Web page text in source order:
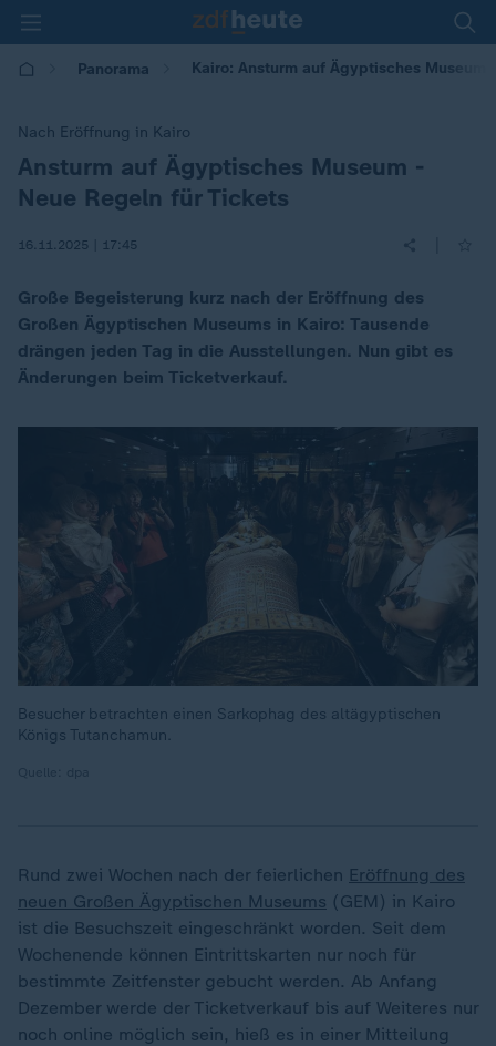
Panorama Kairo: Ansturm auf Ägyptisches Museum
Nach Eröffnung in Kairo
:
Ansturm auf Ägyptisches Museum -
Neue Regeln für Tickets
16.11.2025 | 17:45
Große Begeisterung kurz nach der Eröffnung des
Großen Ägyptischen Museums in Kairo: Tausende
drängen jeden Tag in die Ausstellungen. Nun gibt es
Änderungen beim Ticketverkauf.
Besucher betrachten einen Sarkophag des altägyptischen
Königs Tutanchamun.
Rund zwei Wochen nach der feierlichen Eröffnung des
neuen Großen Ägyptischen Museums (GEM) in Kairo
ist die Besuchszeit eingeschränkt worden. Seit dem
Wochenende können Eintrittskarten nur noch für
bestimmte Zeitfenster gebucht werden. Ab Anfang
Dezember werde der Ticketverkauf bis auf Weiteres nur
noch online möglich sein, hieß es in einer Mitteilung